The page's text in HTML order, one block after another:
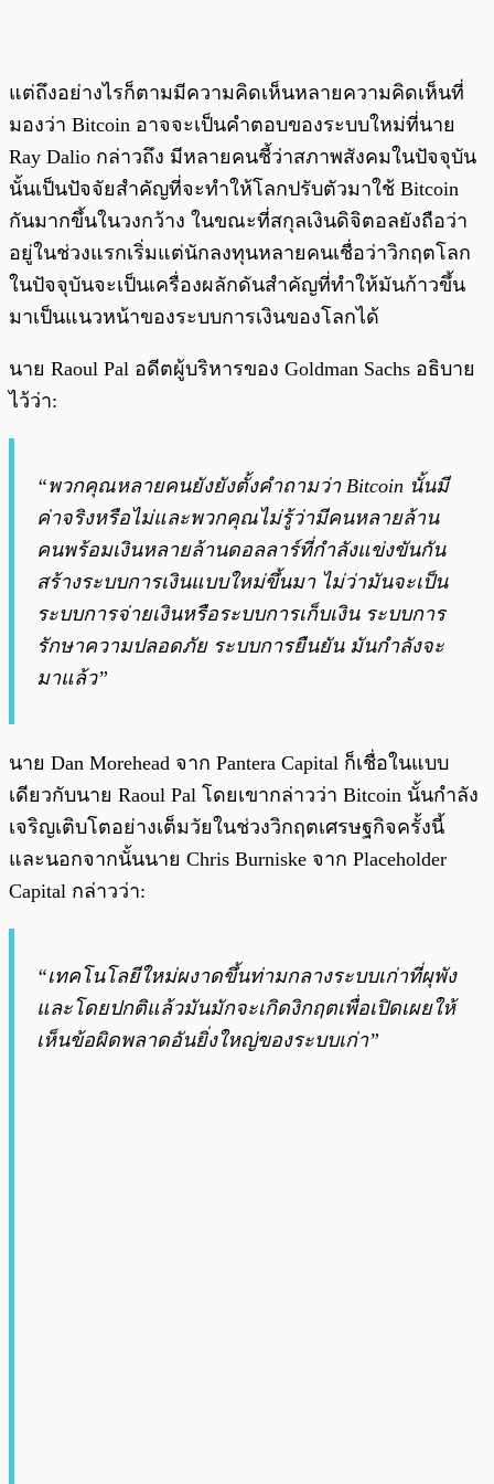
แต่ถึงอย่างไรก็ตามมีความคิดเห็นหลายความคิดเห็นที่
มองว่า Bitcoin อาจจะเป็นคำตอบของระบบใหม่ที่นาย
Ray Dalio กล่าวถึง มีหลายคนชี้ว่าสภาพสังคมในปัจจุบัน
นั้นเป็นปัจจัยสำคัญที่จะทำให้โลกปรับตัวมาใช้ Bitcoin
กันมากขึ้นในวงกว้าง ในขณะที่สกุลเงินดิจิตอลยังถือว่า
อยู่ในช่วงแรกเริ่มแต่นักลงทุนหลายคนเชื่อว่าวิกฤตโลก
ในปัจจุบันจะเป็นเครื่องผลักดันสำคัญที่ทำให้มันก้าวขึ้น
มาเป็นแนวหน้าของระบบการเงินของโลกได้
นาย Raoul Pal อดีตผู้บริหารของ Goldman Sachs อธิบาย
ไว้ว่า:
“พวกคุณหลายคนยังยังตั้งคำถามว่า Bitcoin นั้นมี
ค่าจริงหรือไม่และพวกคุณไม่รู้ว่ามีคนหลายล้าน
คนพร้อมเงินหลายล้านดอลลาร์ที่กำลังแข่งขันกัน
สร้างระบบการเงินแบบใหม่ขึ้นมา ไม่ว่ามันจะเป็น
ระบบการจ่ายเงินหรือระบบการเก็บเงิน ระบบการ
รักษาความปลอดภัย ระบบการยืนยัน มันกำลังจะ
มาแล้ว”
นาย Dan Morehead จาก Pantera Capital ก็เชื่อในแบบ
เดียวกับนาย Raoul Pal โดยเขากล่าวว่า Bitcoin นั้นกำลัง
เจริญเติบโตอย่างเต็มวัยในช่วงวิกฤตเศรษฐกิจครั้งนี้
และนอกจากนั้นนาย Chris Burniske จาก Placeholder
Capital กล่าวว่า:
“เทคโนโลยีใหม่ผงาดขึ้นท่ามกลางระบบเก่าที่ผุพัง
และโดยปกติแล้วมันมักจะเกิดงิกฤตเพื่อเปิดเผยให้
เห็นข้อผิดพลาดอันยิ่งใหญ่ของระบบเก่า”